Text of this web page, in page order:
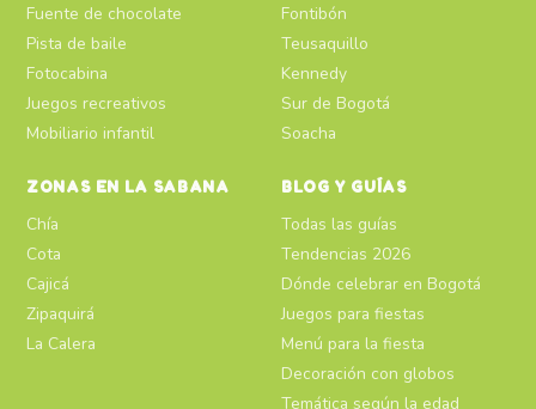
Fuente de chocolate
Pista de baile
Fotocabina
Juegos recreativos
Mobiliario infantil
Fontibón
Teusaquillo
Kennedy
Sur de Bogotá
Soacha
ZONAS EN LA SABANA
Chía
Cota
Cajicá
Zipaquirá
La Calera
BLOG Y GUÍAS
Todas las guías
Tendencias 2026
Dónde celebrar en Bogotá
Juegos para fiestas
Menú para la fiesta
Decoración con globos
Temática según la edad